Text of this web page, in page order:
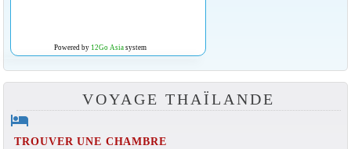
Powered by 12Go Asiasystem
VOYAGE THAÏLANDE
hotel
TROUVER UNE CHAMBRE